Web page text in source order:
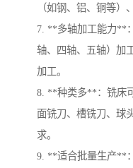
（如钢、铝、铜等）
7. **多轴加工能力**
轴、四轴、五轴）加
加工。
8. **种类多**：铣床
面铣刀、槽铣刀、球
求。
9. **适合批量生产**